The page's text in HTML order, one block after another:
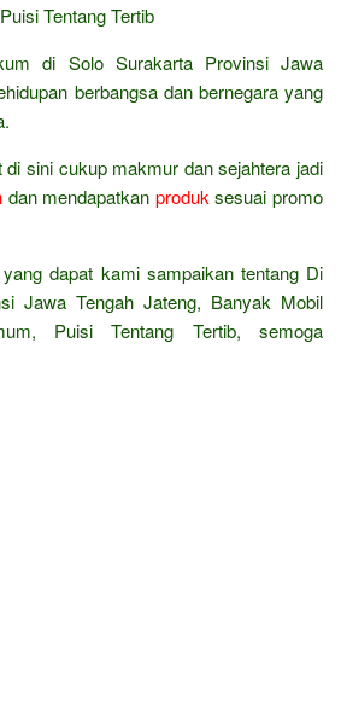
Tentang Tertib
di Solo Surakarta Provinsi Jawa
berbangsa dan bernegara yang
sini cukup makmur dan sejahtera jadi
dan mendapatkan produk sesuai promo
dapat kami sampaikan tentang Di
Jawa Tengah Jateng, Banyak Mobil
Puisi Tentang Tertib, semoga